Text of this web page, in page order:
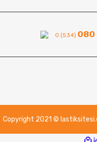
0 (534) 080
Copyright 2021 ©